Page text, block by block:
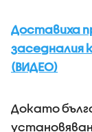
Доставиха
заседналия
(ВИДЕО)
Докато